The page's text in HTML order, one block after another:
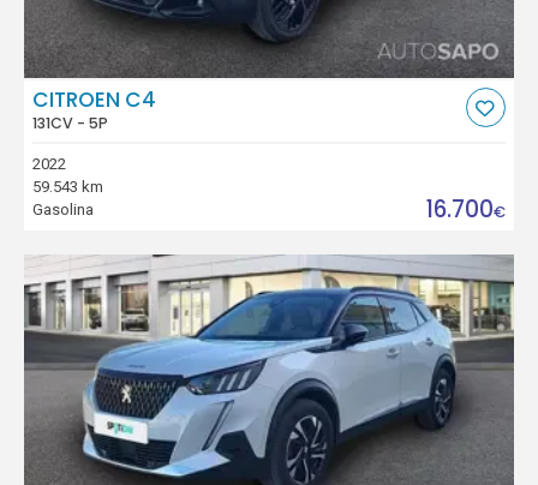
CITROEN C4
131CV - 5P
2022
59.543 km
Gasolina
16.700€